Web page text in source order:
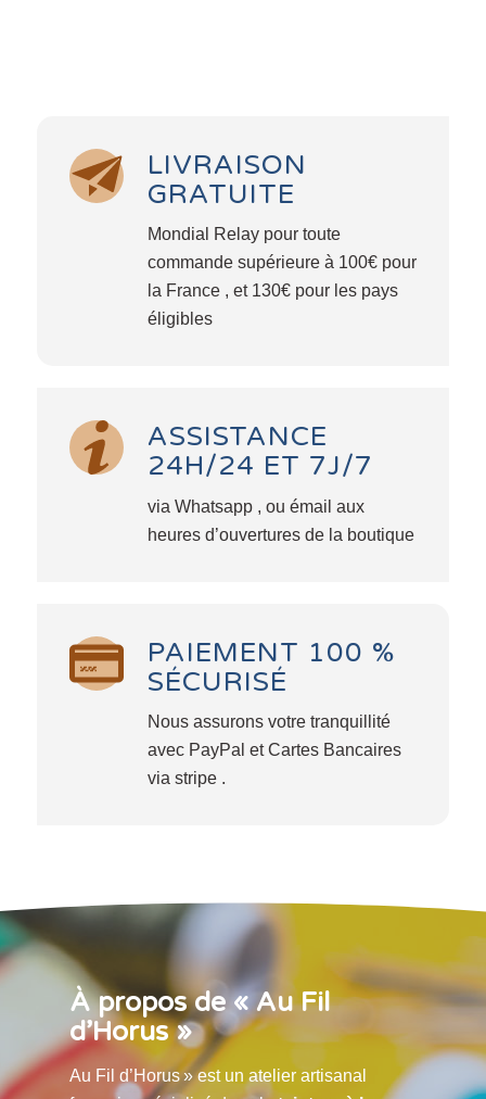
LIVRAISON
GRATUITE
Mondial Relay pour toute
commande supérieure à 100€ pour
la France , et 130€ pour les pays
éligibles
ASSISTANCE
24H/24 ET 7J/7
via Whatsapp , ou émail aux
heures d’ouvertures de la boutique
PAIEMENT 100 %
SÉCURISÉ
Nous assurons votre tranquillité
avec PayPal et Cartes Bancaires
via stripe .
À propos de « Au Fil
d’Horus »
Au Fil d’Horus » est un atelier artisanal